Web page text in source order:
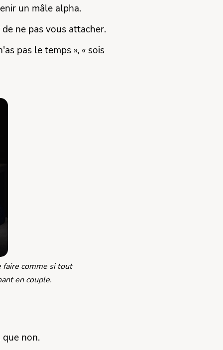
un mâle alpha.
ne pas vous attacher.
pas le temps », « sois
faire comme si tout
en couple.
non.